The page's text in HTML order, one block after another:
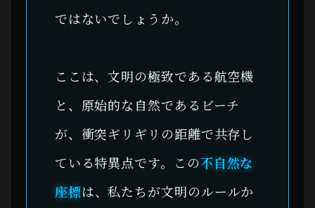
ではないでしょうか。
ここは、文明の極致である航空機
と、原始的な自然であるビーチ
が、衝突ギリギリの距離で共存し
ている特異点です。この不自然な
座標は、私たちが文明のルールか